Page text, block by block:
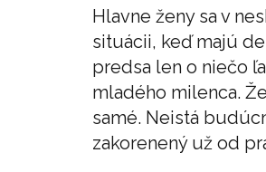
Hlavne ženy sa v
situácii, keď majú
predsa len o niečo
mladého milenca.
samé. Neistá
zakorenený už od